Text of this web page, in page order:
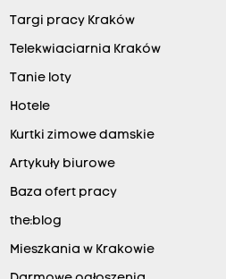
Targi pracy Kraków
Telekwiaciarnia Kraków
Tanie loty
Hotele
Kurtki zimowe damskie
Artykuły biurowe
Baza ofert pracy
the:blog
Mieszkania w Krakowie